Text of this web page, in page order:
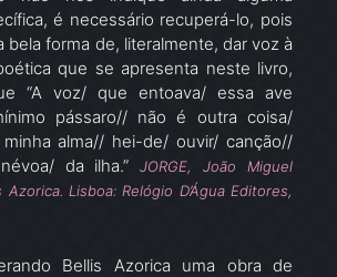
é necessário recuperá-lo, pois
bela forma de, literalmente, dar voz à
que se apresenta neste livro,
“A voz/ que entoava/ essa ave
pássaro// não é outra coisa/
alma// hei-de/ ouvir/ canção//
da ilha.”JORGE, João Miguel
Azorica. Lisboa: Relógio D’Água Editores,
Bellis Azorica uma obra de